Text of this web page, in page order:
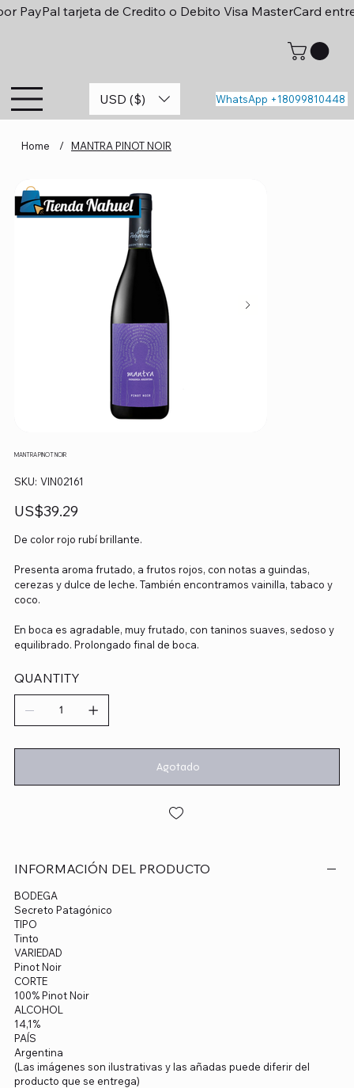
PayPal tarjeta de Credito o Debito Visa MasterCard
USD ($) WhatsApp +18099810448
Home / MANTRA PINOT NOIR
MANTRA PINOT NOIR
SKU: SKU
VIN02161
VIN02161
Precio
US$39.29
De color rojo rubí brillante.
Presenta aroma frutado, a frutos rojos, con notas a guindas,
cerezas y dulce de leche. También encontramos vainilla, tabaco y
coco.
En boca es agradable, muy frutado, con taninos suaves, sedoso y
equilibrado. Prolongado final de boca.
QUANTITY
Agotado
INFORMACIÓN DEL PRODUCTO
BODEGA
Secreto Patagónico
TIPO
Tinto
VARIEDAD
Pinot Noir
CORTE
100% Pinot Noir
ALCOHOL
14,1%
PAÍS
Argentina
(Las imágenes son ilustrativas y las añadas puede diferir del
producto que se entrega)